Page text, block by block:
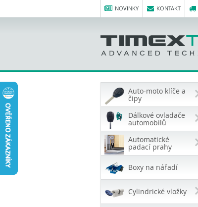
NOVINKY KONTAKT
Auto-moto klíče a
čipy
Dálkové ovladače
automobilů
Automatické
padací prahy
Boxy na nářadí
Cylindrické vložky